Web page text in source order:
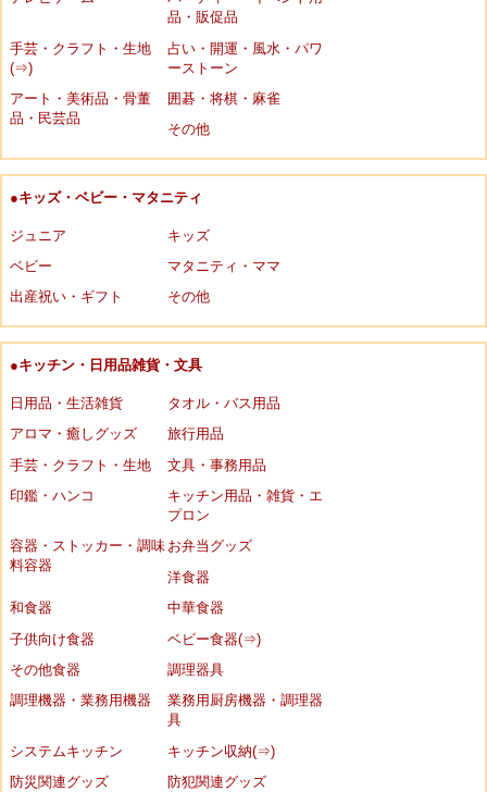
品・販促品
手芸・クラフト・生地
(⇒)
占い・開運・風水・パワ
ーストーン
アート・美術品・骨董
品・民芸品
囲碁・将棋・麻雀
その他
●キッズ・ベビー・マタニティ
ジュニア
キッズ
ベビー
マタニティ・ママ
出産祝い・ギフト
その他
●キッチン・日用品雑貨・文具
日用品・生活雑貨
タオル・バス用品
アロマ・癒しグッズ
旅行用品
手芸・クラフト・生地
文具・事務用品
印鑑・ハンコ
キッチン用品・雑貨・エ
プロン
容器・ストッカー・調味
料容器
お弁当グッズ
洋食器
和食器
中華食器
子供向け食器
ベビー食器(⇒)
その他食器
調理器具
調理機器・業務用機器
業務用厨房機器・調理器
具
システムキッチン
キッチン収納(⇒)
防災関連グッズ
防犯関連グッズ